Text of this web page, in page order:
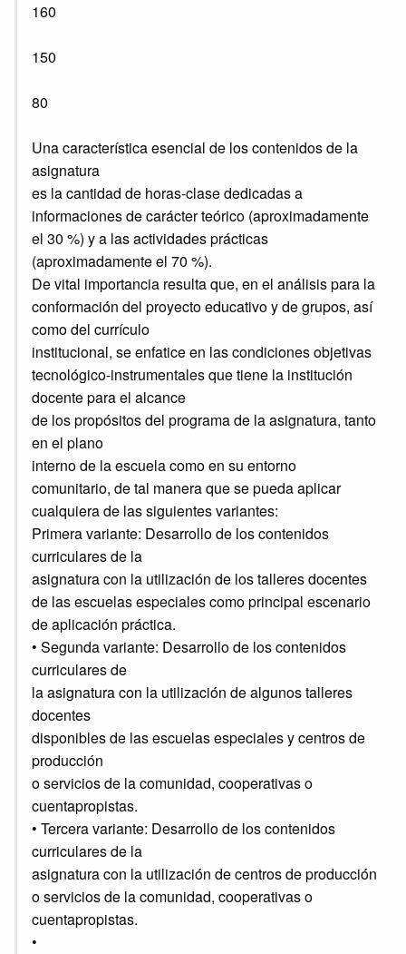
160
150
80
Una característica esencial de los contenidos de la
asignatura
es la cantidad de horas-clase dedicadas a
informaciones de carácter teórico (aproximadamente
el 30 %) y a las actividades prácticas
(aproximadamente el 70 %).
De vital importancia resulta que, en el análisis para la
conformación del proyecto educativo y de grupos, así
como del currículo
institucional, se enfatice en las condiciones objetivas
tecnológico-instrumentales que tiene la institución
docente para el alcance
de los propósitos del programa de la asignatura, tanto
en el plano
interno de la escuela como en su entorno
comunitario, de tal manera que se pueda aplicar
cualquiera de las siguientes variantes:
Primera variante: Desarrollo de los contenidos
curriculares de la
asignatura con la utilización de los talleres docentes
de las escuelas especiales como principal escenario
de aplicación práctica.
• Segunda variante: Desarrollo de los contenidos
curriculares de
la asignatura con la utilización de algunos talleres
docentes
disponibles de las escuelas especiales y centros de
producción
o servicios de la comunidad, cooperativas o
cuentapropistas.
• Tercera variante: Desarrollo de los contenidos
curriculares de la
asignatura con la utilización de centros de producción
o servicios de la comunidad, cooperativas o
cuentapropistas.
•